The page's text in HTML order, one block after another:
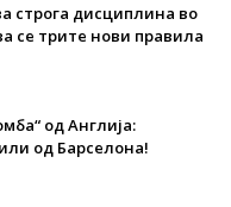
строга дисциплина во
се трите нови правила
од Англија:
од Барселона!